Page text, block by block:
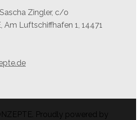
Zingler, c/o
Am Luftschiffhafen 1, 14471
Proudly powered by